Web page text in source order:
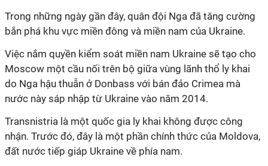
Trong những ngày gần đây, quân đội Nga đã tăng cường
bắn phá khu vực miền đông và miền nam của Ukraine.
Việc nắm quyền kiểm soát miền nam Ukraine sẽ tạo cho
Moscow một cầu nối trên bộ giữa vùng lãnh thổ ly khai
do Nga hậu thuẫn ở Donbass với bán đảo Crimea mà
nước này sáp nhập từ Ukraine vào năm 2014.
Transnistria là một quốc gia ly khai không được công
nhận. Trước đó, đây là một phần chính thức của Moldova,
đất nước tiếp giáp Ukraine về phía nam.